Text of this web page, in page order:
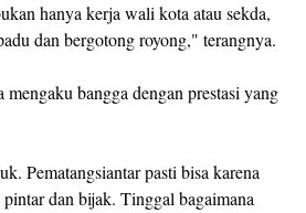
hanya kerja wali kota atau sekda,
dan bergotong royong," terangnya.
bangga dengan prestasi yang
Pematangsiantar pasti bisa karena
dan bijak. Tinggal bagaimana